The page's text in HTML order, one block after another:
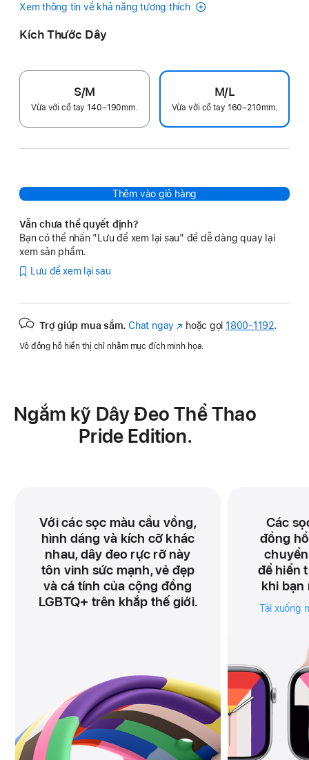
Xem thông tin về khả năng tương thích
Kích Thước Dây
S/M
Vừa với cổ tay 140–190mm.
M/L
Vừa với cổ tay 160–210mm.
Thêm vào giỏ hàng
Vẫn chưa thể quyết định?
Bạn có thể nhấn "Lưu để xem lại sau" để dễ dàng quay lại
xem sản phẩm.
Lưu để xem lại sau
Trợ giúp mua sắm. Chat ngay (Mở
cửa
hoặc gọi 1800-1192.
Vỏ đồng hồ hiển thị chỉ nhằm mục đích minh họa.
Ngắm kỹ Dây Đeo Thể Thao
Pride Edition.
Với các sọc màu cầu vồng,
hình dáng và kích cỡ khác
nhau, dây đeo rực rỡ này
tôn vinh sức mạnh, vẻ đẹp
và cá tính của cộng đồng
LGBTQ+ trên khắp thế giới.
Các
đồng
để hiển
khi bạn
Tải xuống